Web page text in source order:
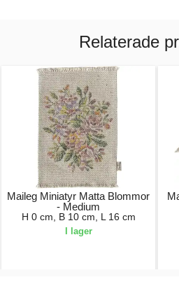
Relaterade
Maileg Miniatyr Matta Blommor
- Medium
H 0 cm, B 10 cm, L 16 cm
I lager